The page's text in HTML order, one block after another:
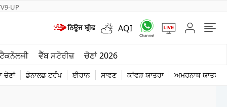
UP
AQI
ਟੈਕਨੋਲਜੀ ਵੈੱਬ ਸਟੋਰੀਜ਼ ਚੋਣਾਂ 2026
ਚੋਣਾਂ ਡੋਨਾਲਡ ਟਰੰਪ ਈਰਾਨ ਸਾਵਣ ਕਾਂਵੜ ਯਾਤਰਾ ਅਮਰਨਾਥ ਯਾਤਰਾ
ਦੁਨੀਆ